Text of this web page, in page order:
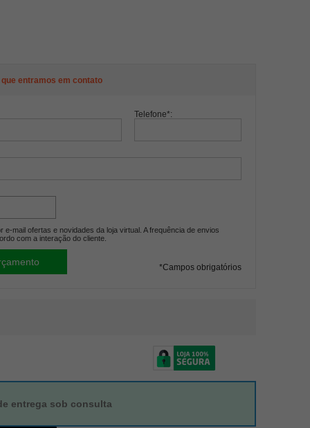
entramos em contato
Telefone*:
e-mail ofertas e novidades da loja virtual. A frequência de envios
com a interação do cliente.
*Campos obrigatórios
entrega sob consulta